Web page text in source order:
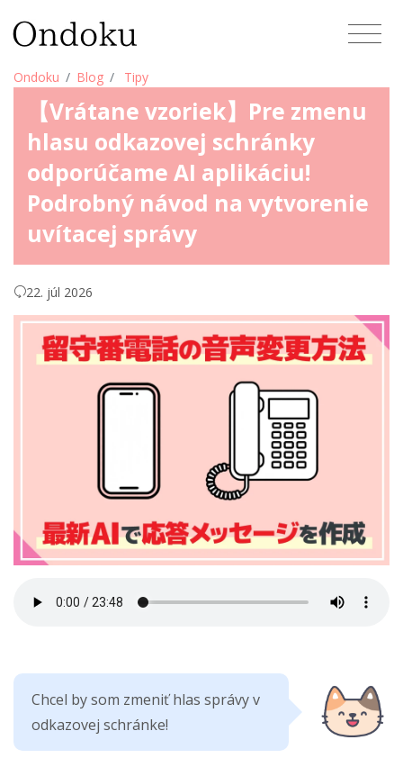
Ondoku Blog Tipy
【Vrátane vzoriek】Pre zmenu
hlasu odkazovej schránky
odporúčame AI aplikáciu!
Podrobný návod na vytvorenie
uvítacej správy
22. júl 2026
Chcel by som zmeniť hlas správy v
odkazovej schránke!